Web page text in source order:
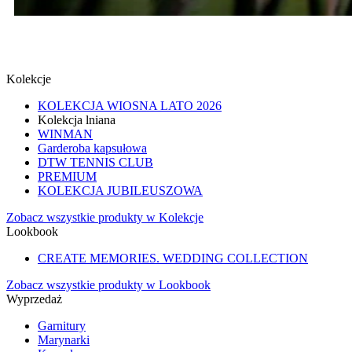
Kolekcje
KOLEKCJA WIOSNA LATO 2026
Kolekcja lniana
WINMAN
Garderoba kapsułowa
DTW TENNIS CLUB
PREMIUM
KOLEKCJA JUBILEUSZOWA
Zobacz wszystkie produkty w Kolekcje
Lookbook
CREATE MEMORIES. WEDDING COLLECTION
Zobacz wszystkie produkty w Lookbook
Wyprzedaż
Garnitury
Marynarki